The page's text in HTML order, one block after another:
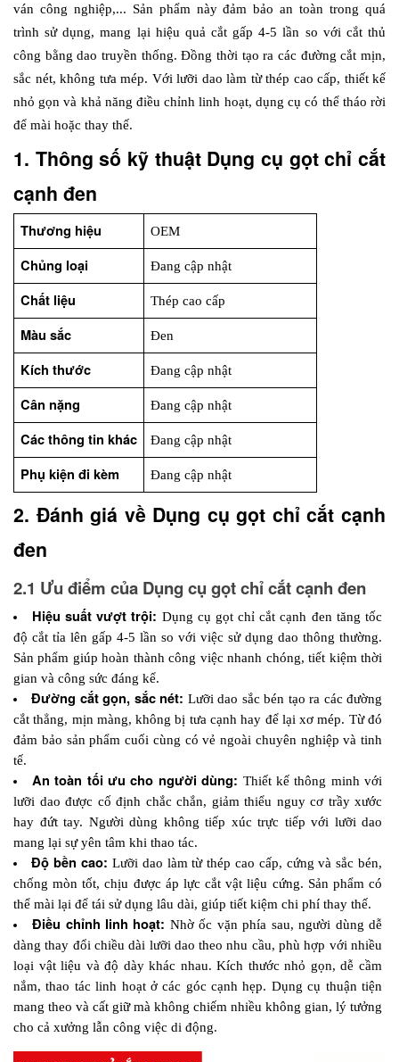
ván công nghiệp,... Sản phẩm này đảm bảo an toàn trong quá
trình sử dụng, mang lại hiệu quả cắt gấp 4-5 lần so với cắt thủ
công bằng dao truyền thống. Đồng thời tạo ra các đường cắt mịn,
sắc nét, không tưa mép. Với lưỡi dao làm từ thép cao cấp, thiết kế
nhỏ gọn và khả năng điều chỉnh linh hoạt, dụng cụ có thể tháo rời
để mài hoặc thay thế.
1. Thông số kỹ thuật Dụng cụ gọt chỉ cắt
cạnh đen
Thương hiệu OEM
Chủng loại Đang cập nhật
Chất liệu Thép cao cấp
Màu sắc Đen
Kích thước Đang cập nhật
Cân nặng Đang cập nhật
Các thông tin khác Đang cập nhật
Phụ kiện đi kèm Đang cập nhật
2. Đánh giá về Dụng cụ gọt chỉ cắt cạnh
đen
2.1 Ưu điểm của Dụng cụ gọt chỉ cắt cạnh đen
Hiệu suất vượt trội: Dụng cụ gọt chỉ cắt cạnh đen tăng tốc
độ cắt tỉa lên gấp 4-5 lần so với việc sử dụng dao thông thường.
Sản phẩm giúp hoàn thành công việc nhanh chóng, tiết kiệm thời
gian và công sức đáng kể.
Đường cắt gọn, sắc nét: Lưỡi dao sắc bén tạo ra các đường
cắt thẳng, mịn màng, không bị tưa cạnh hay để lại xơ mép. Từ đó
đảm bảo sản phẩm cuối cùng có vẻ ngoài chuyên nghiệp và tinh
tế.
An toàn tối ưu cho người dùng: Thiết kế thông minh với
lưỡi dao được cố định chắc chắn, giảm thiểu nguy cơ trầy xước
hay đứt tay. Người dùng không tiếp xúc trực tiếp với lưỡi dao
mang lại sự yên tâm khi thao tác.
Độ bền cao: Lưỡi dao làm từ thép cao cấp, cứng và sắc bén,
chống mòn tốt, chịu được áp lực cắt vật liệu cứng. Sản phẩm có
thể mài lại để tái sử dụng lâu dài, giúp tiết kiệm chi phí thay thế.
Điều chỉnh linh hoạt: Nhờ ốc vặn phía sau, người dùng dễ
dàng thay đổi chiều dài lưỡi dao theo nhu cầu, phù hợp với nhiều
loại vật liệu và độ dày khác nhau. Kích thước nhỏ gọn, dễ cầm
nắm, thao tác linh hoạt ở các góc cạnh hẹp. Dụng cụ thuận tiện
mang theo và cất giữ mà không chiếm nhiều không gian, lý tưởng
cho cả xưởng lẫn công việc di động.